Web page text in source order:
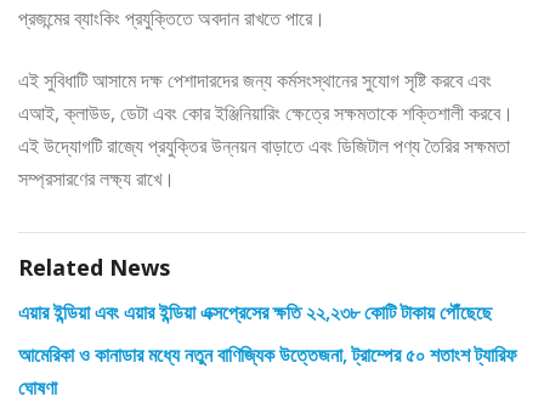
প্রজন্মের ব্যাংকিং প্রযুক্তিতে অবদান রাখতে পারে।
এই সুবিধাটি আসামে দক্ষ পেশাদারদের জন্য কর্মসংস্থানের সুযোগ সৃষ্টি করবে এবং
এআই, ক্লাউড, ডেটা এবং কোর ইঞ্জিনিয়ারিং ক্ষেত্রে সক্ষমতাকে শক্তিশালী করবে।
এই উদ্যোগটি রাজ্যে প্রযুক্তির উন্নয়ন বাড়াতে এবং ডিজিটাল পণ্য তৈরির সক্ষমতা
সম্প্রসারণের লক্ষ্য রাখে।
Related News
এয়ার ইন্ডিয়া এবং এয়ার ইন্ডিয়া এক্সপ্রেসের ক্ষতি ২২,২৩৮ কোটি টাকায় পৌঁছেছে
আমেরিকা ও কানাডার মধ্যে নতুন বাণিজ্যিক উত্তেজনা, ট্রাম্পের ৫০ শতাংশ ট্যারিফ
ঘোষণা